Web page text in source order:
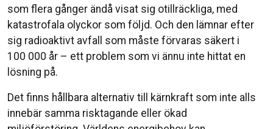
som flera gånger ändå visat sig otillräckliga, med
katastrofala olyckor som följd. Och den lämnar efter
sig radioaktivt avfall som måste förvaras säkert i
100 000 år – ett problem som vi ännu inte hittat en
lösning på.
Det finns hållbara alternativ till kärnkraft som inte alls
innebär samma risktagande eller ökad